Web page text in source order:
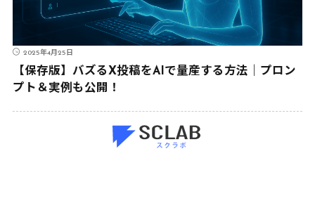
2025年4月25日
【保存版】バズるX投稿をAIで量産する方法｜プロン
プト＆実例も公開！